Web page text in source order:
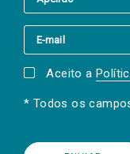
Aceito a
* Todos os